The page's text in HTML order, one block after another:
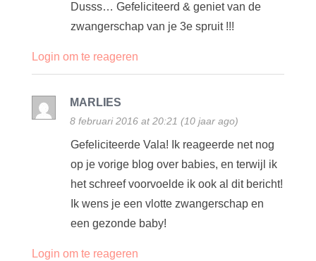
Dusss… Gefeliciteerd & geniet van de
zwangerschap van je 3e spruit !!!
Login om te reageren
MARLIES
8 februari 2016 at 20:21 (10 jaar ago)
Gefeliciteerde Vala! Ik reageerde net nog
op je vorige blog over babies, en terwijl ik
het schreef voorvoelde ik ook al dit bericht!
Ik wens je een vlotte zwangerschap en
een gezonde baby!
Login om te reageren